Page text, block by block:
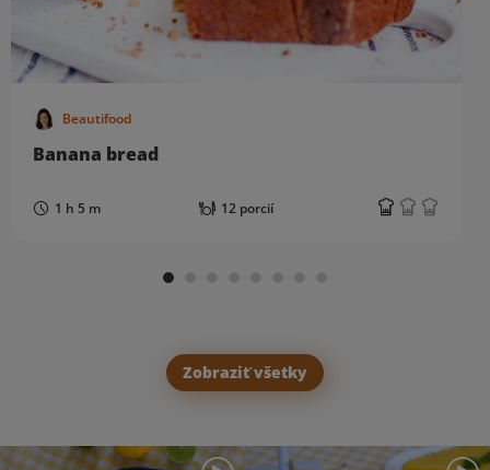
Beautifood
Banana bread
1 h 5 m 12 porcií
Zobraziť všetky